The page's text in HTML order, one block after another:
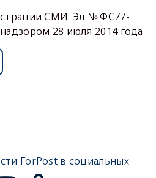
СМИ: Эл № ФС77-
28 июля 2014 года
ForPost в социальных